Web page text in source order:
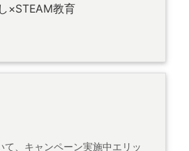
×STEAM教育
て、キャンペーン実施中エリッ